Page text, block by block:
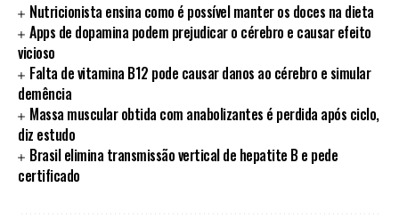
Nutricionista ensina como é possível manter os doces na dieta
Apps de dopamina podem prejudicar o cérebro e causar efeito
vicioso
Falta de vitamina B12 pode causar danos ao cérebro e simular
demência
Massa muscular obtida com anabolizantes é perdida após ciclo,
diz estudo
Brasil elimina transmissão vertical de hepatite B e pede
certificado